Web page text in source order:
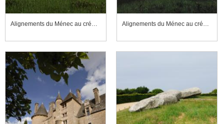
Alignements du Ménec au crépuscule Alignements du Ménec au crépuscule